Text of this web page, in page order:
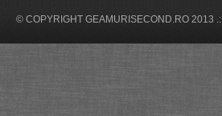
© COPYRIGHT GEAMURISECOND.RO 2013 .: